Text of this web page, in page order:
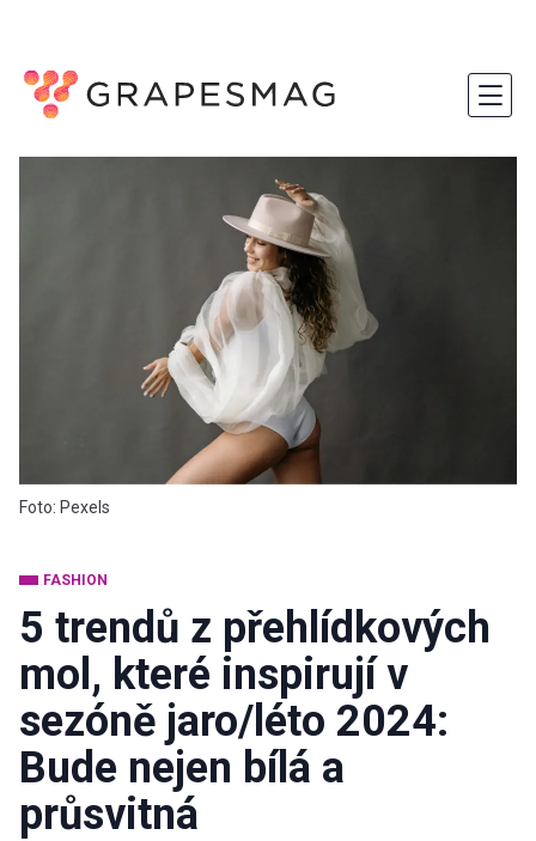
Foto: Pexels
FASHION
5 trendů z přehlídkových
mol, které inspirují v
sezóně jaro/léto 2024:
Bude nejen bílá a
průsvitná